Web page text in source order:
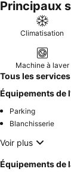
Principaux
Climatisation
Machine à laver
Tous les services
Équipements de
Parking
Blanchisserie
Voir plus
Équipements de